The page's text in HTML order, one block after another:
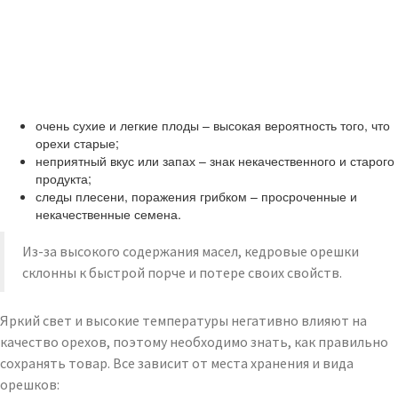
очень сухие и легкие плоды – высокая вероятность того, что
орехи старые;
неприятный вкус или запах – знак некачественного и старого
продукта;
следы плесени, поражения грибком – просроченные и
некачественные семена.
Из-за высокого содержания масел, кедровые орешки
склонны к быстрой порче и потере своих свойств.
Яркий свет и высокие температуры негативно влияют на
качество орехов, поэтому необходимо знать, как правильно
сохранять товар. Все зависит от места хранения и вида
орешков: